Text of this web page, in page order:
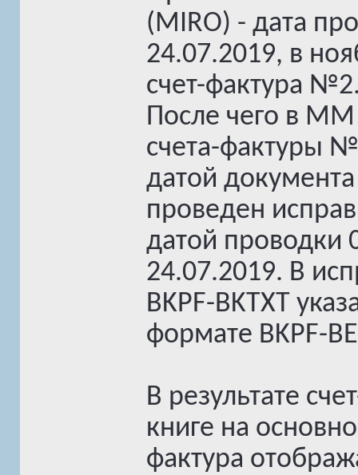
(MIRO) - дата
24.07.2019, в
счет-фактура
После чего в
счета-фактуры
датой
проведен
датой проводки
24.07.2019. В
BKPF-BKTXT
формате BKPF-
В результате
книге на
фактура